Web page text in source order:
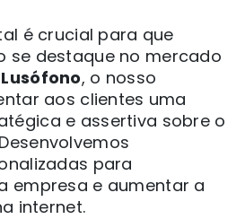
é crucial para que
se destaque no mercado
, o nosso
aos clientes uma
e assertiva sobre o
para
empresa e aumentar a
internet.